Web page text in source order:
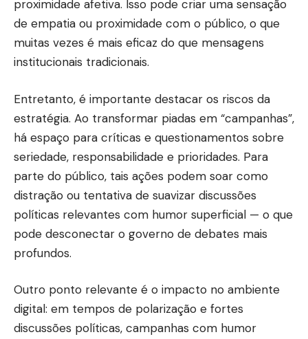
proximidade afetiva. Isso pode criar uma sensação
de empatia ou proximidade com o público, o que
muitas vezes é mais eficaz do que mensagens
institucionais tradicionais.
Entretanto, é importante destacar os riscos da
estratégia. Ao transformar piadas em “campanhas”,
há espaço para críticas e questionamentos sobre
seriedade, responsabilidade e prioridades. Para
parte do público, tais ações podem soar como
distração ou tentativa de suavizar discussões
políticas relevantes com humor superficial — o que
pode desconectar o governo de debates mais
profundos.
Outro ponto relevante é o impacto no ambiente
digital: em tempos de polarização e fortes
discussões políticas, campanhas com humor